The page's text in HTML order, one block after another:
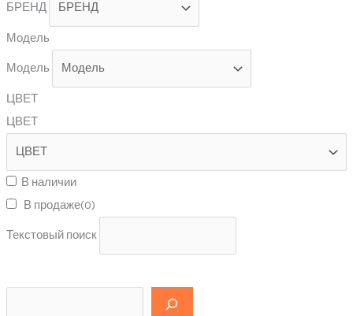
БРЕНД
Модель
Модель
ЦВЕТ
ЦВЕТ
В наличии
В продаже(0)
Текстовый поиск